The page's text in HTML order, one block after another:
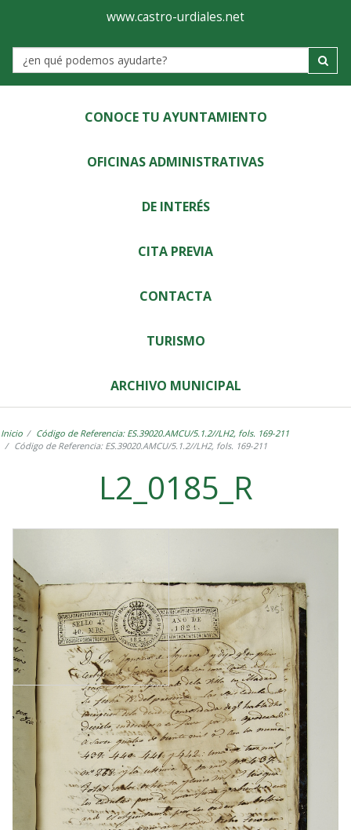
Ayuntamiento
de
Castro-
Urdiales
www.castro-urdiales.net
Label
CONOCE TU AYUNTAMIENTO
OFICINAS ADMINISTRATIVAS
DE INTERÉS
CITA PREVIA
CONTACTA
TURISMO
ARCHIVO MUNICIPAL
Inicio
Código de Referencia: ES.39020.AMCU/5.1.2//LH2, fols. 169-211
Código de Referencia: ES.39020.AMCU/5.1.2//LH2, fols. 169-211
L2_0185_R